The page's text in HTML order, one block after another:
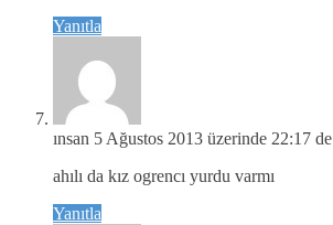
Yanıtla
ınsan 5 Ağustos 2013 üzerinde 22:17 de
ahılı da kız ogrencı yurdu varmı
Yanıtla